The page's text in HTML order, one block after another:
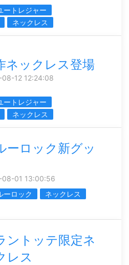
ートレジャー
ネックレス
ネックレス登場
12 12:24:08
ートレジャー
ネックレス
ーロック新グッ
08-01 13:00:56
ーロック
ネックレス
ントッテ限定ネ
レス